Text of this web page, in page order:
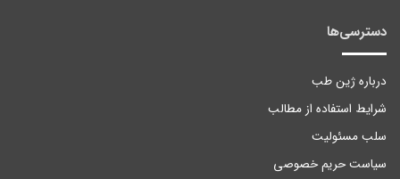
دسترسی‌ها
درباره ژین طب
شرایط استفاده از مطالب
سلب مسئولیت
سیاست حریم خصوصی